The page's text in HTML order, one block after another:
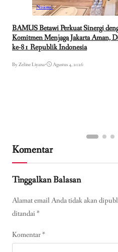
Nasional
BAMUS Betawi Perkuat Sinergi
Komitmen Menjaga Jakarta Aman,
ke-81 Republik Indonesia
By Zeline Liyana• Agustus 4, 2026
Komentar
Tinggalkan Balasan
Alamat email Anda tidak akan
ditandai*
Komentar*